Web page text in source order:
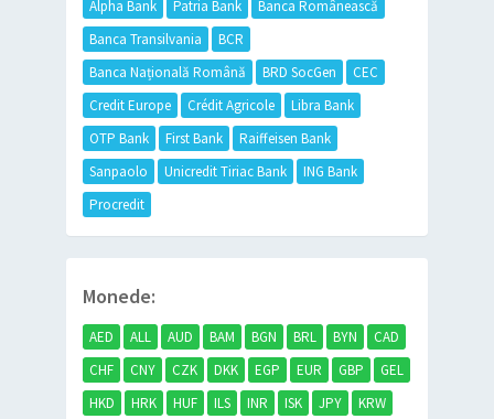
Alpha Bank Patria Bank
Banca Românească
Banca Transilvania
BCR
Banca Națională Română
BRD SocGen
CEC
Credit Europe
Crédit Agricole
Libra Bank
OTP Bank
First Bank
Raiffeisen Bank
Sanpaolo
Unicredit Tiriac Bank
ING Bank
Procredit
Monede:
AED ALL AUD BAM BGN BRL BYN
CAD
CHF
CNY CZK DKK EGP EUR GBP
GEL
HKD
HRK HUF ILS INR ISK JPY
KRW